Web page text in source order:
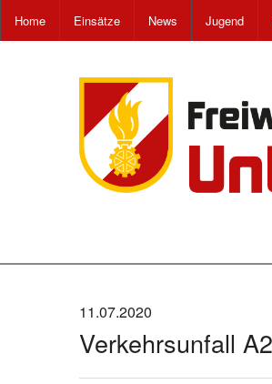
Home Einsätze News Jugend
11.07.2020
Verkehrsunfall